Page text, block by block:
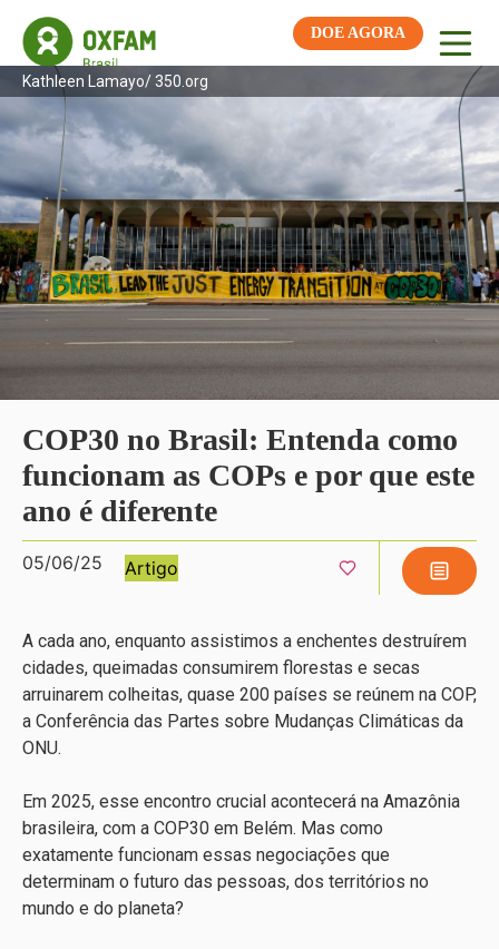
DOE AGORA
Kathleen Lamayo/ 350.org
COP30 no Brasil: Entenda como
funcionam as COPs e por que este
ano é diferente
05/06/25 Artigo
A cada ano, enquanto assistimos a enchentes destruírem
cidades, queimadas consumirem florestas e secas
arruinarem colheitas, quase 200 países se reúnem na COP,
a Conferência das Partes sobre Mudanças Climáticas da
ONU.
Em 2025, esse encontro crucial acontecerá na Amazônia
brasileira, com a COP30 em Belém. Mas como
exatamente funcionam essas negociações que
determinam o futuro das pessoas, dos territórios no
mundo e do planeta?